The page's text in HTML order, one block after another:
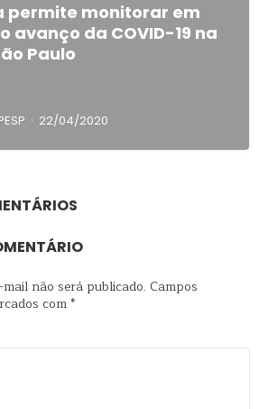
permite monitorar em
avanço da COVID-19 na
Paulo
· 22/04/2020
mail não será publicado. Campos
com*